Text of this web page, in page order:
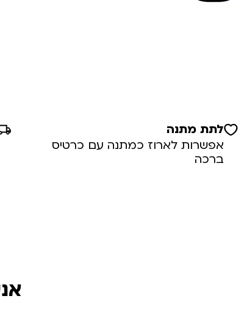
לתת מתנה
אפשרות לארוז כמתנה עם כרטיס
ברכה